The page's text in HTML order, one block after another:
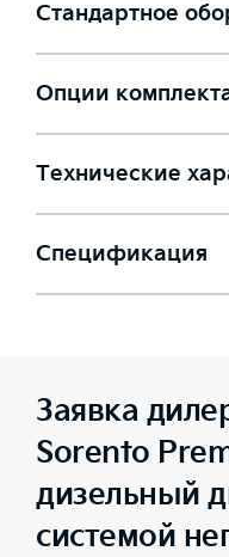
Стандартное
Опции
Технические
Спецификация
Заявка
Sorento
дизельный
системой